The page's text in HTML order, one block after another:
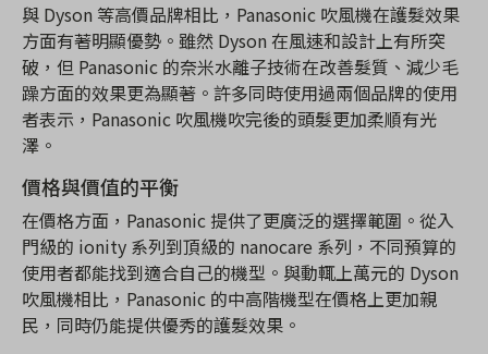
與 Dyson 等高價品牌相比，Panasonic 吹風機在護髮效果
方面有著明顯優勢。雖然 Dyson 在風速和設計上有所突
破，但 Panasonic 的奈米水離子技術在改善髮質、減少毛
躁方面的效果更為顯著。許多同時使用過兩個品牌的使用
者表示，Panasonic 吹風機吹完後的頭髮更加柔順有光
澤。
價格與價值的平衡
在價格方面，Panasonic 提供了更廣泛的選擇範圍。從入
門級的 ionity 系列到頂級的 nanocare 系列，不同預算的
使用者都能找到適合自己的機型。與動輒上萬元的 Dyson
吹風機相比，Panasonic 的中高階機型在價格上更加親
民，同時仍能提供優秀的護髮效果。